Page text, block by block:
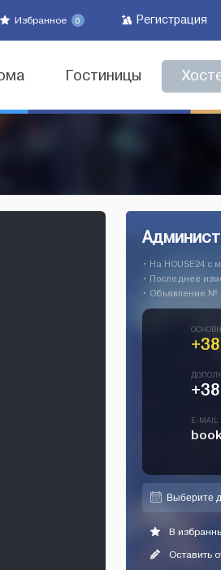
Избранное 0 Регистрация
Гостиницы
• На HOUSE24 c
• Последнее
• Объявление №
E-MAIL
В
Оставить